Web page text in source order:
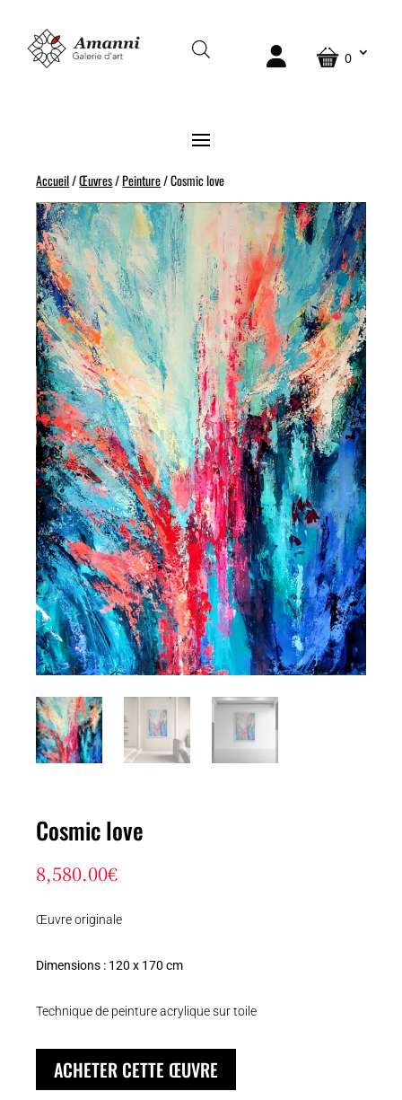
0
Accueil/Œuvres/Peinture/ Cosmic love
Cosmic love
8,580.00€
Œuvre originale
Dimensions : 120 x 170 cm
Technique de peinture acrylique sur toile
ACHETER CETTE ŒUVRE